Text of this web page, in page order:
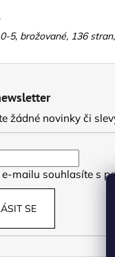
5, brožované, 136
žádné novinky či
mailu souhlasíte s
SE